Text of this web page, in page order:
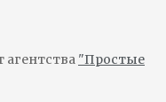
агентства "Простые